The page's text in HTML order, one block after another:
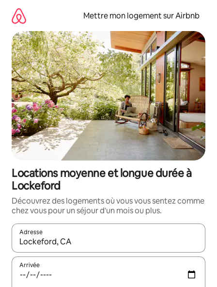
directement
contenu
Mettre mon logement sur Airbnb
Locations moyenne et longue durée à
Lockeford
Découvrez des logements où vous vous sentez comme
chez vous pour un séjour d'un mois ou plus.
Adresse
Lorsque les résultats s'affichent, utilisez les flèches vers le
Arrivée